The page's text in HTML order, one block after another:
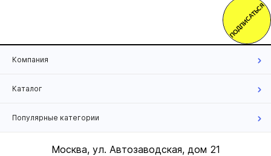
ПОДПИСАТЬСЯ
Компания
Каталог
Популярные категории
Москва, ул. Автозаводская, дом 21